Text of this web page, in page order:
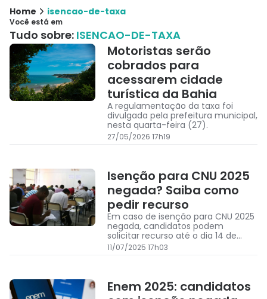
Home isencao-de-taxa
Você está em
Tudo sobre: ISENCAO-DE-TAXA
Motoristas serão
cobrados para
acessarem cidade
turística da Bahia
A regulamentação da taxa foi
divulgada pela prefeitura municipal,
nesta quarta-feira (27).
27/05/2026 17h19
Isenção para CNU 2025
negada? Saiba como
pedir recurso
Em caso de isenção para CNU 2025
negada, candidatos podem
solicitar recurso até o dia 14 de
julho
11/07/2025 17h03
Enem 2025: candidatos